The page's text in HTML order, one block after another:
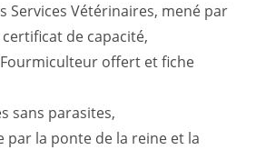
Services Vétérinaires, mené par
de capacité,
offert et fiche
sans parasites,
par la ponte de la reine et la